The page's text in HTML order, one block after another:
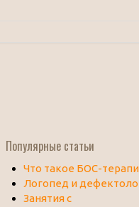
Популярные статьи
Что такое БОС-
Логопед и
Занятия с